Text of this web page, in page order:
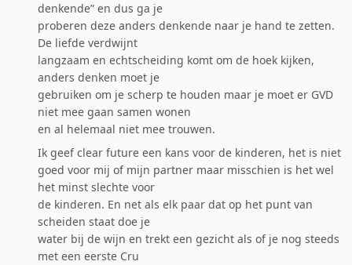
denkende” en dus ga je
proberen deze anders denkende naar je hand te zetten.
De liefde verdwijnt
langzaam en echtscheiding komt om de hoek kijken,
anders denken moet je
gebruiken om je scherp te houden maar je moet er GVD
niet mee gaan samen wonen
en al helemaal niet mee trouwen.
Ik geef clear future een kans voor de kinderen, het is niet
goed voor mij of mijn partner maar misschien is het wel
het minst slechte voor
de kinderen. En net als elk paar dat op het punt van
scheiden staat doe je
water bij de wijn en trekt een gezicht als of je nog steeds
met een eerste Cru